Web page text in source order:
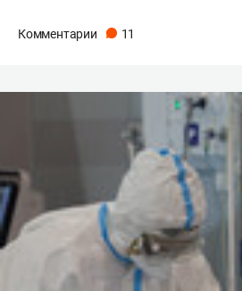
Комментарии 11